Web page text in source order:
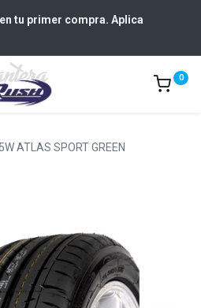
tu primer compra. Aplica
0
ATLAS SPORT GREEN